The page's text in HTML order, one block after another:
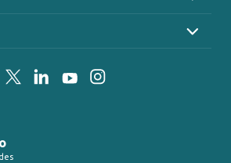
TwitterLinkedInYouTubeInstagram